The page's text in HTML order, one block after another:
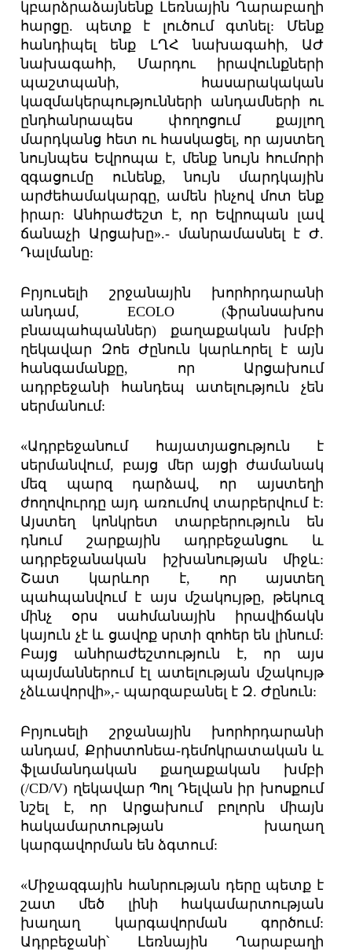
կբարձրաձայնենք Լեռնային Ղարաբաղի
հարցը. պետք է լուծում գտնել: Մենք
հանդիպել ենք ԼՂՀ նախագահի, ԱԺ
նախագահի, Մարդու իրավունքների
պաշտպանի, հասարակական
կազմակերպությունների անդամների ու
ընդհանրապես փողոցում քայլող
մարդկանց հետ ու հասկացել, որ այստեղ
նույնպես Եվրոպա է, մենք նույն հումորի
զգացումը ունենք, նույն մարդկային
արժեհամակարգը, ամեն ինչով մոտ ենք
իրար: Անհրաժեշտ է, որ Եվրոպան լավ
ճանաչի Արցախը».- մանրամասնել է Ժ.
Դալմանը:
Բրյուսելի շրջանային խորհրդարանի
անդամ, ECOLO (ֆրանսախոս
բնապահպաններ) քաղաքական խմբի
ղեկավար Զոե Ժընուն կարևորել է այն
հանգամանքը, որ Արցախում
ադրբեջանի հանդեպ ատելություն չեն
սերմանում:
«Ադրբեջանում հայատյացություն է
սերմանվում, բայց մեր այցի ժամանակ
մեզ պարզ դարձավ, որ այստեղի
ժողովուրդը այդ առումով տարբերվում է:
Այստեղ կոնկրետ տարբերություն են
դնում շարքային ադրբեջանցու և
ադրբեջանական իշխանության միջև:
Շատ կարևոր է, որ այստեղ
պահպանվում է այս մշակույթը, թեկուզ
մինչ օրս սահմանային իրավիճակն
կայուն չէ և ցավոք սրտի զոհեր են լինում:
Բայց անհրաժեշտություն է, որ այս
պայմաններում էլ ատելության մշակույթ
չձևավորվի»,- պարզաբանել է Զ. Ժընուն:
Բրյուսելի շրջանային խորհրդարանի
անդամ, Քրիստոնեա-դեմոկրատական և
ֆլամանդական քաղաքական խմբի
(/CD/V) ղեկավար Պոլ Դելվան իր խոսքում
նշել է, որ Արցախում բոլորն միայն
հակամարտության խաղաղ
կարգավորման են ձգտում:
«Միջազգային հանրության դերը պետք է
շատ մեծ լինի հակամարտության
խաղաղ կարգավորման գործում:
Ադրբեջանի՝ Լեռնային Ղարաբաղի